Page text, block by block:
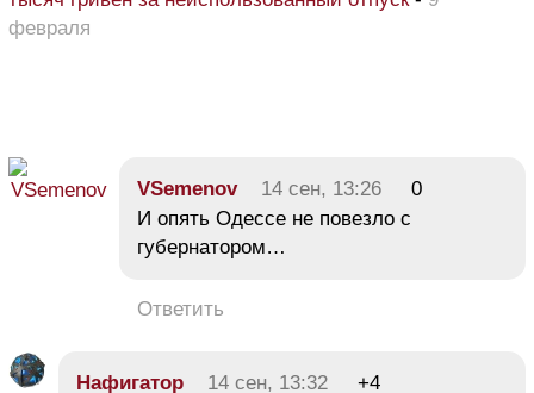
февраля
VSemenov 14 сен, 13:26
0
И опять Одессе не повезло с
губернатором…
Ответить
Нафигатор 14 сен, 13:32
+4